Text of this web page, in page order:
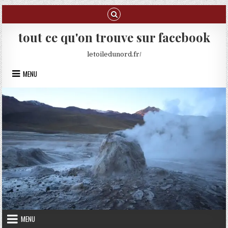
Skip to content
tout ce qu'on trouve sur facebook
letoiledunord.fr/
MENU
MENU